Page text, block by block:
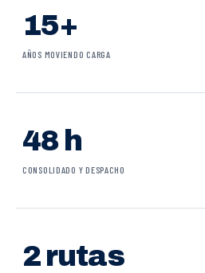
15+
AÑOS MOVIENDO CARGA
48 h
CONSOLIDADO Y DESPACHO
2 rutas